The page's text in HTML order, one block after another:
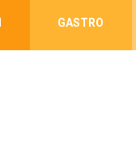
GASTRO